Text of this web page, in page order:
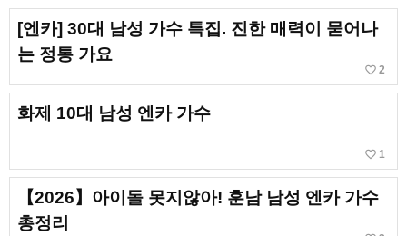
[엔카] 30대 남성 가수 특집. 진한 매력이 묻어나
는 정통 가요
favorite_border 2
화제 10대 남성 엔카 가수
favorite_border 1
【2026】아이돌 못지않아! 훈남 남성 엔카 가수
총정리